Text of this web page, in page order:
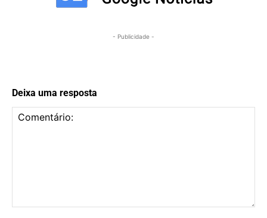
- Publicidade -
Deixa uma resposta